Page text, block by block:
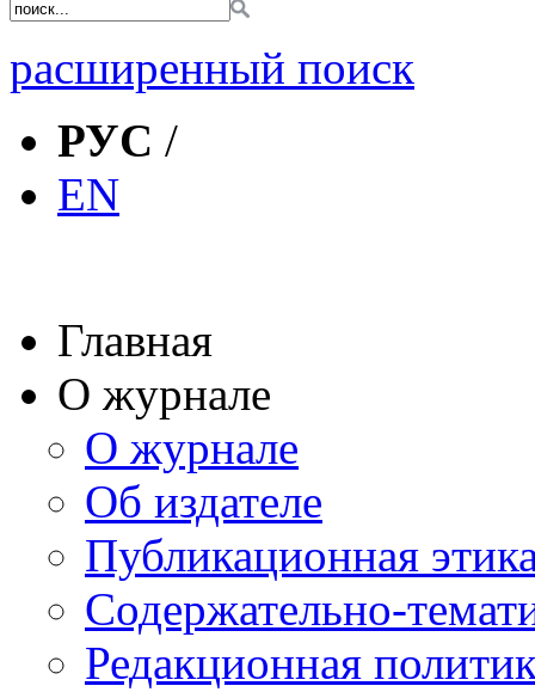
расширенный поиск
РУС /
EN
Главная
О журнале
О журнале
Об издателе
Публикационная
Содержательно-
Редакционная